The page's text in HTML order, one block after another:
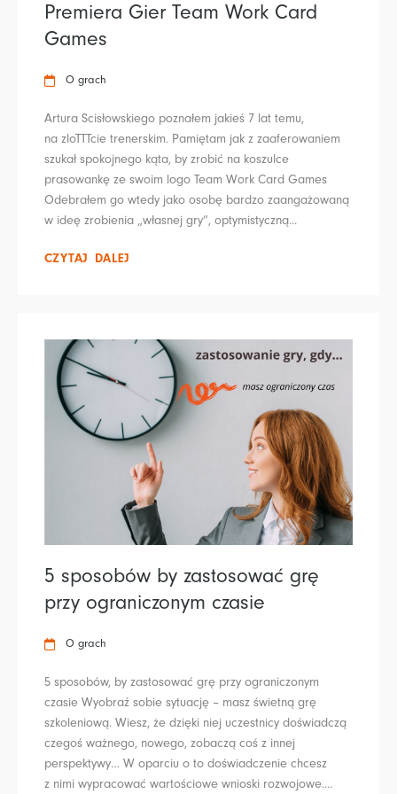
Premiera Gier Team Work Card
Games
O grach
Artura Scisłowskiego poznałem jakieś 7 lat temu,
na zloTTTcie trenerskim. Pamiętam jak z zaaferowaniem
szukał spokojnego kąta, by zrobić na koszulce
prasowankę ze swoim logo Team Work Card Games
Odebrałem go wtedy jako osobę bardzo zaangażowaną
w ideę zrobienia „własnej gry”, optymistyczną...
CZYTAJ DALEJ
5 sposobów by zastosować grę
przy ograniczonym czasie
O grach
5 sposobów, by zastosować grę przy ograniczonym
czasie Wyobraź sobie sytuację – masz świetną grę
szkoleniową. Wiesz, że dzięki niej uczestnicy doświadczą
czegoś ważnego, nowego, zobaczą coś z innej
perspektywy… W oparciu o to doświadczenie chcesz
z nimi wypracować wartościowe wnioski rozwojowe....